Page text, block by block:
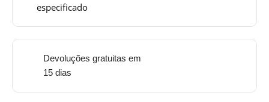
especificado
Devoluções gratuitas em
15 dias